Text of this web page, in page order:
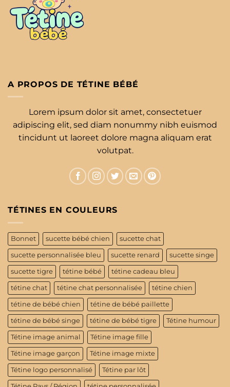
A PROPOS DE TÉTINE BÉBÉ
Lorem ipsum dolor sit amet, consectetuer
adipiscing elit, sed diam nonummy nibh euismod
tincidunt ut laoreet dolore magna aliquam erat
volutpat.
TÉTINES EN COULEURS
Bonnet sucette bébé chien sucette chat
sucette personnalisée bleu sucette renard sucette singe
sucette tigre tétine bébé tétine cadeau bleu
tétine chat tétine chat personnalisée tétine chien
tétine de bébé chien tétine de bébé paillette
tétine de bébé singe tétine de bébé tigre Tétine humour
Tétine image animal Tétine image fille
Tétine image garçon Tétine image mixte
Tétine logo personnalisé Tétine par lôt